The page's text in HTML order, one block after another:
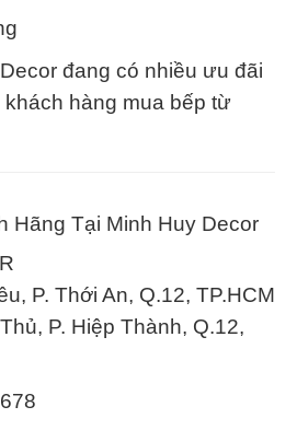
đang có nhiều ưu đãi
khách hàng mua bếp từ
Hãng Tại Minh Huy Decor
P. Thới An, Q.12, TP.HCM
P. Hiệp Thành, Q.12,